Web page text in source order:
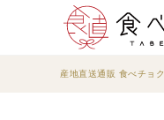
産地直送通販 食べチョク